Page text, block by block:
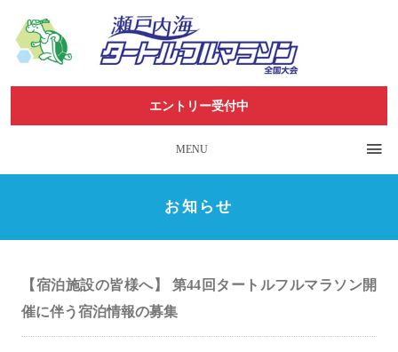
エントリー受付中
MENU
お知らせ
【宿泊施設の皆様へ】 第44回タートルフルマラソン開
催に伴う宿泊情報の募集